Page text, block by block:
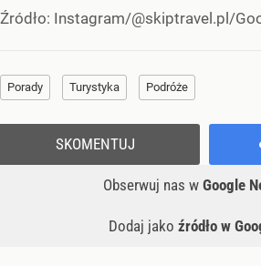
Źródło: Instagram/@skiptravel.pl/
Porady Turystyka Podróże
Obserwuj nas w Google
Dodaj jako źródło w
SKOMENTUJ